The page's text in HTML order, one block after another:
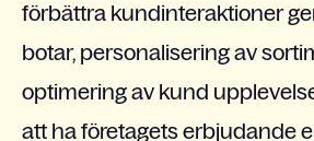
förbättra kundinteraktioner
botar, personalisering av
optimering av kund
att ha företagets erbjudande